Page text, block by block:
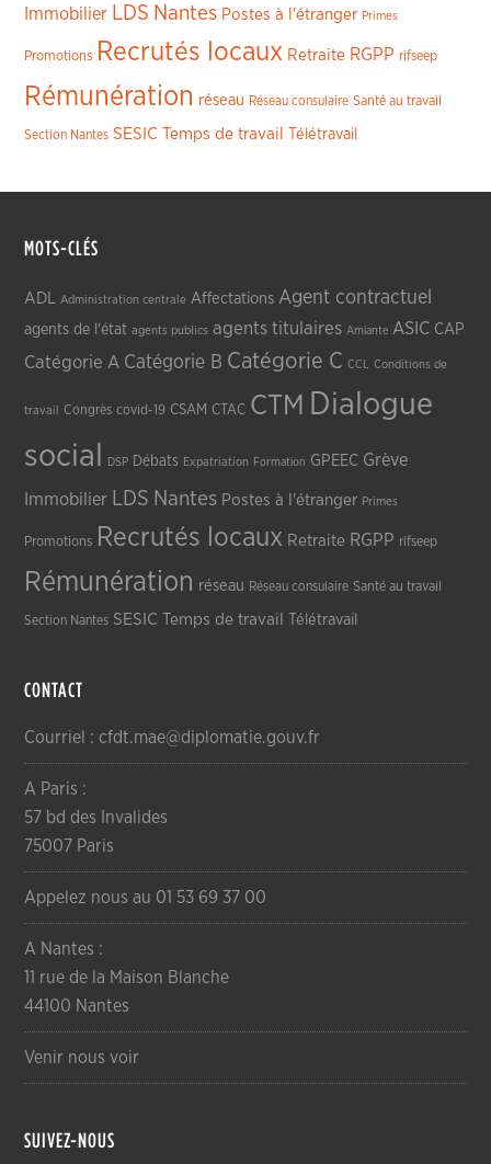
Immobilier LDS Nantes Postes à l'étranger Primes
Promotions Recrutés locaux Retraite RGPP rifseep
Rémunération réseau Réseau consulaire Santé au travail
Section Nantes SESIC Temps de travail Télétravail
MOTS-CLÉS
ADL Administration centrale Affectations Agent contractuel
agents de l'état agents publics agents titulaires Amiante ASIC CAP
Catégorie A Catégorie B Catégorie C CCL Conditions de
travail Congrès covid-19 CSAM CTAC CTM Dialogue
social
DSP Débats Expatriation Formation GPEEC Grève
Immobilier LDS Nantes Postes à l'étranger Primes
Promotions Recrutés locaux Retraite RGPP rifseep
Rémunération réseau Réseau consulaire Santé au travail
Section Nantes SESIC Temps de travail Télétravail
CONTACT
Courriel : cfdt.mae@diplomatie.gouv.fr
A Paris :
57 bd des Invalides
75007 Paris
Appelez nous au 01 53 69 37 00
A Nantes :
11 rue de la Maison Blanche
44100 Nantes
Venir nous voir
SUIVEZ-NOUS